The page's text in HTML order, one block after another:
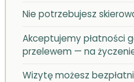
Nie potrzebujesz
Akceptujemy płatności
przelewem — na
Wizytę możesz